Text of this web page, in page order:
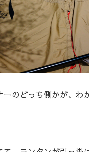
のどっち側かが、わ